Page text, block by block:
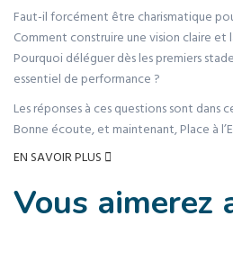
Faut-il forcément être charismatique
Comment construire une vision claire et
Pourquoi déléguer dès les premiers
essentiel de performance ?
Les réponses à ces questions sont dans
Bonne écoute, et maintenant, Place à
EN SAVOIR PLUS
Vous aimerez